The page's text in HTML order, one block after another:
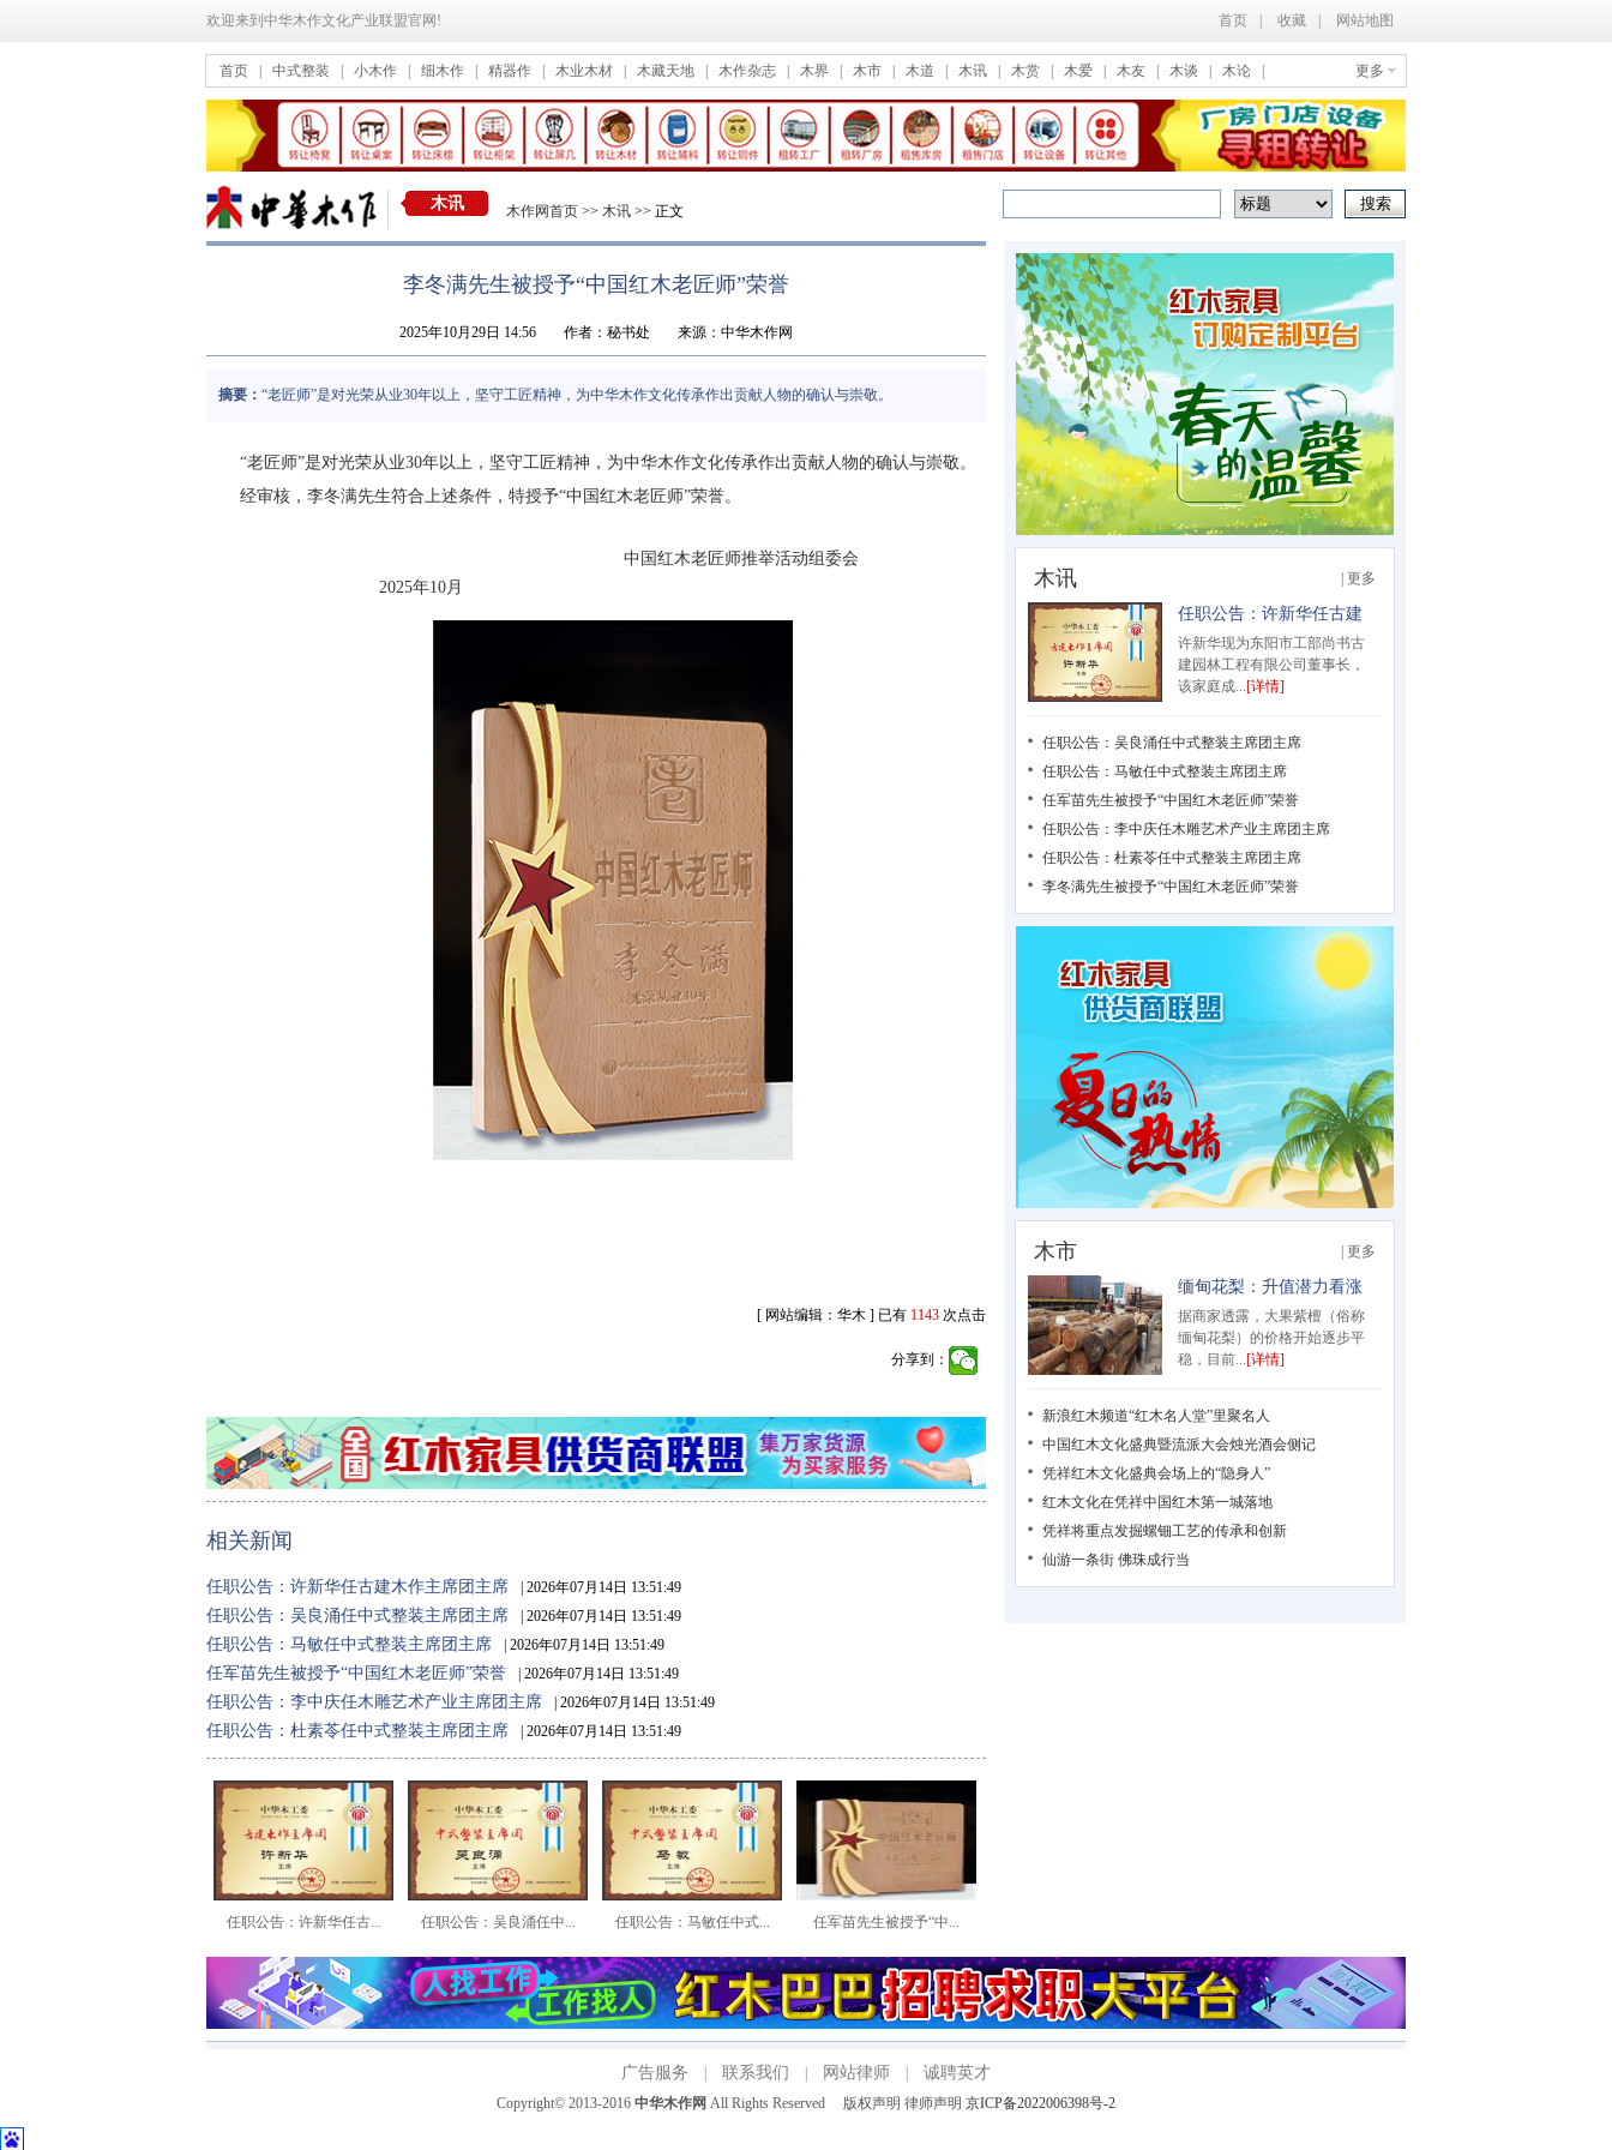
欢迎来到中华木作文化产业联盟官网! 首页 收藏 网站地图
首页 中式整装 小木作 细木作 精器作 木业木材 木藏天地 木作杂志 木界 木市 木道 木讯 木赏 木爱 木友 木谈 木论 更多
木讯 木作网首页 >> 木讯 >> 正文
李冬满先生被授予“中国红木老匠师”荣誉
2025年10月29日 14:56 作者：秘书处 来源：中华木作网
摘要： “老匠师”是对光荣从业30年以上，坚守工匠精神，为中华木作文化传承作出贡献人物的确认与崇敬。
“老匠师”是对光荣从业30年以上，坚守工匠精神，为中华木作文化传承作出贡献人物的确认与崇敬。
经审核，李冬满先生符合上述条件，特授予“中国红木老匠师”荣誉。
中国红木老匠师推举活动组委会
2025年10月
[ 网站编辑：华木 ] 已有 1143 次点击
分享到：
相关新闻
任职公告：许新华任古建木作主席团主席 | 2026年07月14日 13:51:49
任职公告：吴良涌任中式整装主席团主席 | 2026年07月14日 13:51:49
任职公告：马敏任中式整装主席团主席 | 2026年07月14日 13:51:49
任军苗先生被授予“中国红木老匠师”荣誉 | 2026年07月14日 13:51:49
任职公告：李中庆任木雕艺术产业主席团主席 | 2026年07月14日 13:51:49
任职公告：杜素苓任中式整装主席团主席 | 2026年07月14日 13:51:49
任职公告：许新华任古... 任职公告：吴良涌任中... 任职公告：马敏任中式... 任军苗先生被授予“中...
木讯 | 更多
任职公告：许新华任古建
木作主席团主席
许新华现为东阳市工部尚书古
建园林工程有限公司董事长，
该家庭成...[详情]
任职公告：吴良涌任中式整装主席团主席
任职公告：马敏任中式整装主席团主席
任军苗先生被授予“中国红木老匠师”荣誉
任职公告：李中庆任木雕艺术产业主席团主席
任职公告：杜素苓任中式整装主席团主席
李冬满先生被授予“中国红木老匠师”荣誉
木市 | 更多
缅甸花梨：升值潜力看涨
据商家透露，大果紫檀（俗称
缅甸花梨）的价格开始逐步平
稳，目前...[详情]
新浪红木频道“红木名人堂”里聚名人
中国红木文化盛典暨流派大会烛光酒会侧记
凭祥红木文化盛典会场上的“隐身人”
红木文化在凭祥中国红木第一城落地
凭祥将重点发掘螺钿工艺的传承和创新
仙游一条街 佛珠成行当
广告服务 联系我们 网站律师 诚聘英才
Copyright© 2013-2016 中华木作网 All Rights Reserved 版权声明 律师声明 京ICP备2022006398号-2